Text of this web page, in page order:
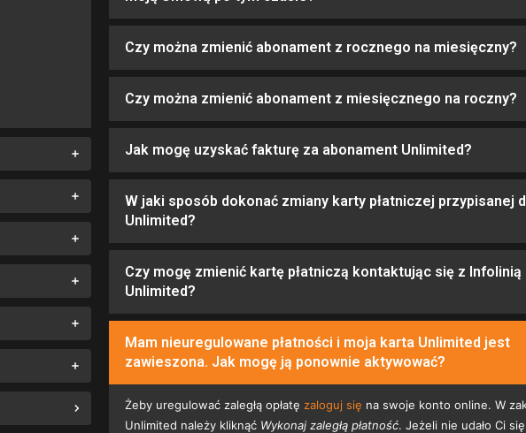
Czy można zmienić abonament z rocznego na miesięczny?
Czy można zmienić abonament z miesięcznego na roczny?
Jak mogę uzyskać fakturę za abonament Unlimited?
W jaki sposób dokonać zmiany karty płatniczej przypisanej
Unlimited?
Czy mogę zmienić kartę płatniczą kontaktując się z Infolinią
Unlimited?
Mam nieuregulowane płatności i moja karta Unlimited jest
zawieszona. Jak mogę ją ponownie aktywować?
Żeby uregulować zaległą opłatę zaloguj się na swoje konto online. W
Unlimited należy kliknąć Wykonaj zaległą płatność. Jeżeli nie udało Ci